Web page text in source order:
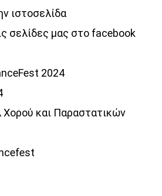
ιστοσελίδα
σελίδες μας στο facebook
2024
Χορού και Παραστατικών